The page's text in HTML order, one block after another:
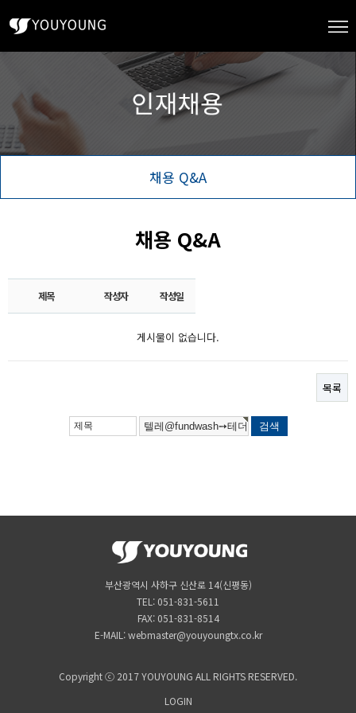
채용 Q&A
채용 Q&A
제목 작성자 작성일
게시물이 없습니다.
목록
부산광역시 사하구 신산로 14(신평동)
TEL: 051-831-5611
FAX: 051-831-8514
E-MAIL: webmaster@youyoungtx.co.kr
Copyright ⓒ 2017 YOUYOUNG ALL RIGHTS RESERVED.
LOGIN